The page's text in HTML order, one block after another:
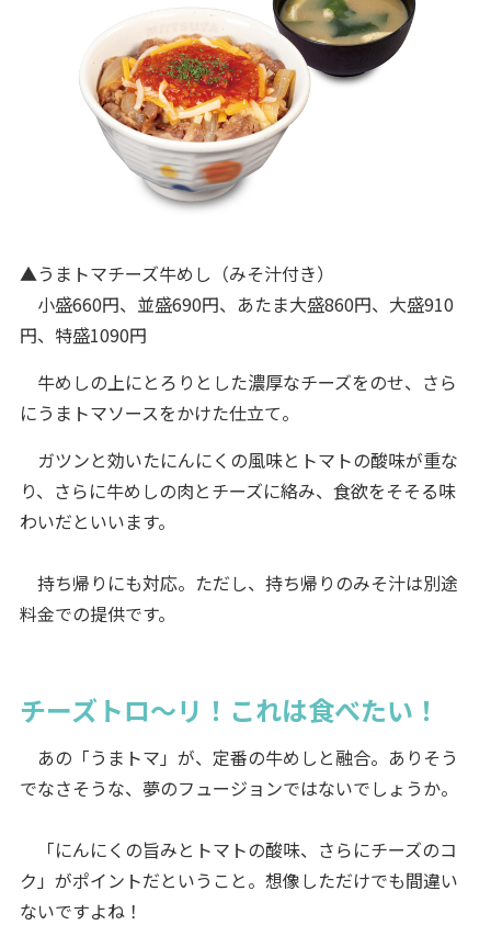
▲うまトマチーズ牛めし（みそ汁付き）
小盛660円、並盛690円、あたま大盛860円、大盛910
円、特盛1090円
牛めしの上にとろりとした濃厚なチーズをのせ、さら
にうまトマソースをかけた仕立て。
ガツンと効いたにんにくの風味とトマトの酸味が重な
り、さらに牛めしの肉とチーズに絡み、食欲をそそる味
わいだといいます。
持ち帰りにも対応。ただし、持ち帰りのみそ汁は別途
料金での提供です。
チーズトロ～リ！これは食べたい！
あの「うまトマ」が、定番の牛めしと融合。ありそう
でなさそうな、夢のフュージョンではないでしょうか。
「にんにくの旨みとトマトの酸味、さらにチーズのコ
ク」がポイントだということ。想像しただけでも間違い
ないですよね！